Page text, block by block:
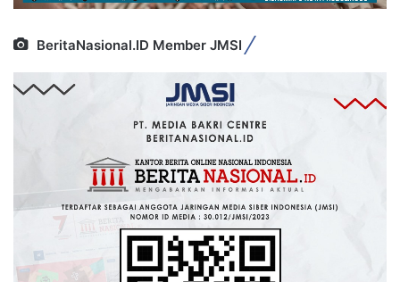
BeritaNasional.ID Member JMSI